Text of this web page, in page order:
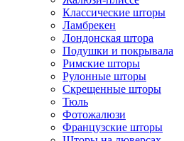
Классические шторы
Ламбрекен
Лондонская штора
Подушки и покрывала
Римские шторы
Рулонные шторы
Скрещенные шторы
Тюль
Фотожалюзи
Французские шторы